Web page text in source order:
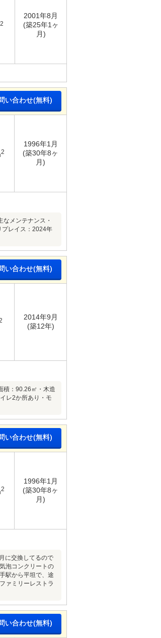
2
2001年8月
(築25年1ヶ
月)
い合わせ(無料)
2
1996年1月
(築30年8ヶ
月)
メンテナンス・
レイス：2024年
い合わせ(無料)
2014年9月
(築12年)
積：90.26㎡・木造
レ2か所あり・モ
い合わせ(無料)
2
1996年1月
(築30年8ヶ
月)
に交換してるので
泡コンクリートの
駅から平坦で、途
ァミリーレストラ
い合わせ(無料)